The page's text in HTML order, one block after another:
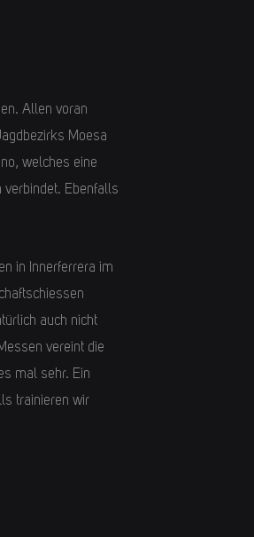
Allen voran
Moesa
welches eine
Ebenfalls
in Innerferrera im
auch nicht
vereint die
mal sehr. Ein
trainieren wir